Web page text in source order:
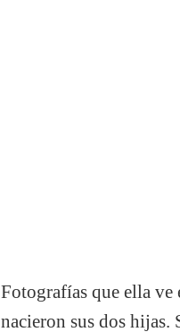
Fotografías que ella ve
nacieron sus dos hijas.